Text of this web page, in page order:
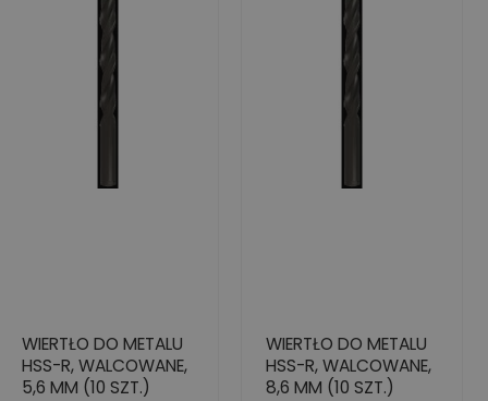
WIERTŁO DO METALU
HSS-R, WALCOWANE,
5,6 MM (10 SZT.)
WIERTŁO DO METALU
HSS-R, WALCOWANE,
8,6 MM (10 SZT.)